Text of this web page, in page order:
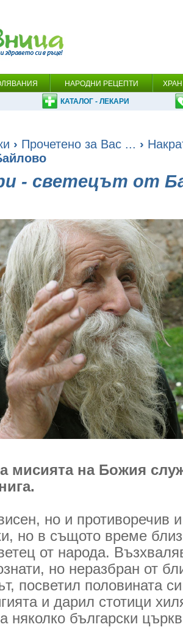
НАРОДНИ РЕЦЕПТИ
КАТАЛОГ - ЛЕКАРИ
› Прочетено за Вас ... ›
- светецът от
мисията на Божия
но и противоречив
но в същото време
от народа.
но неразбран от
посветил половината
и дарил стотици
няколко български